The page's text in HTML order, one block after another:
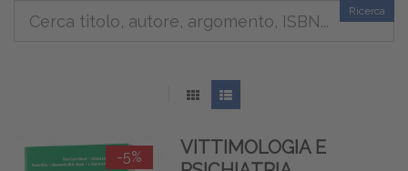
Ricerca
-5%
VITTIMOLOGIA E